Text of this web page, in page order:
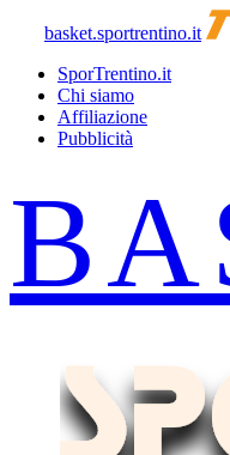
basket.sportrentino.it
SporTrentino.it
Chi siamo
Affiliazione
Pubblicità